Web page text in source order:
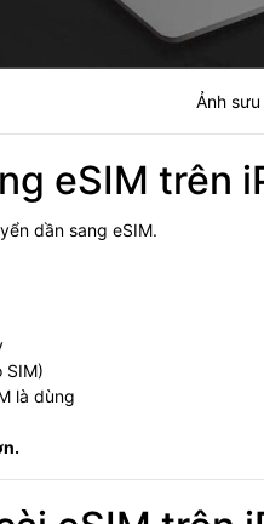
Ảnh
eSIM trên
dần sang eSIM.
SIM)
là dùng